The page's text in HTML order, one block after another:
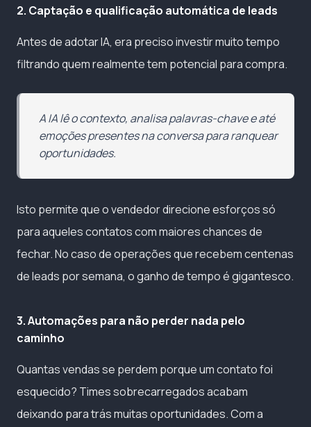
2. Captação e qualificação automática de leads
Antes de adotar IA, era preciso investir muito tempo
filtrando quem realmente tem potencial para compra.
A IA lê o contexto, analisa palavras-chave e até
emoções presentes na conversa para ranquear
oportunidades.
Isto permite que o vendedor direcione esforços só
para aqueles contatos com maiores chances de
fechar. No caso de operações que recebem centenas
de leads por semana, o ganho de tempo é gigantesco.
3. Automações para não perder nada pelo
caminho
Quantas vendas se perdem porque um contato foi
esquecido? Times sobrecarregados acabam
deixando para trás muitas oportunidades. Com a